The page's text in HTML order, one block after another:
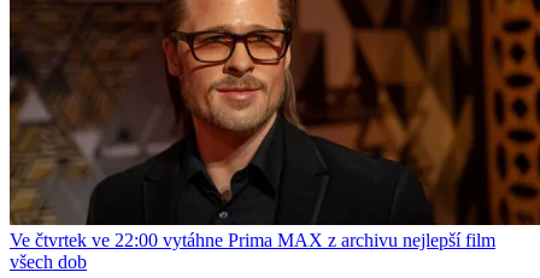
Ve čtvrtek ve 22:00 vytáhne Prima MAX z archivu nejlepší film
všech dob